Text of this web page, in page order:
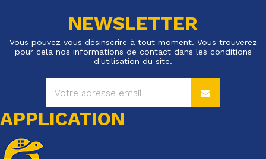
NEWSLETTER
Vous pouvez vous désinscrire à tout moment. Vous trouverez
pour cela nos informations de contact dans les conditions
d'utilisation du site.
APPLICATION